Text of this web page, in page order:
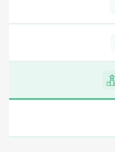
Игры и
Знания в тестах
Настолка
Стихи